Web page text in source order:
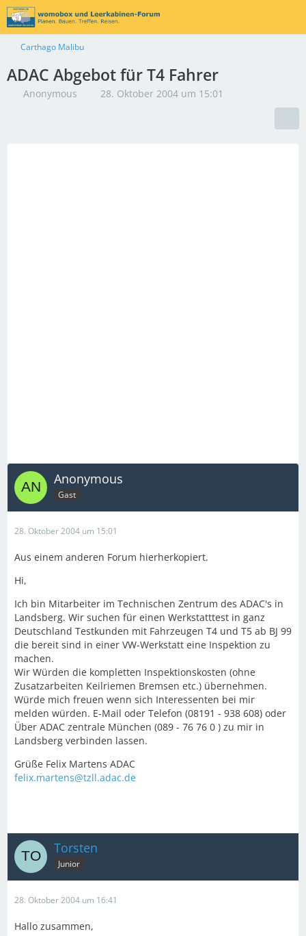
Carthago Malibu
ADAC Abgebot für T4 Fahrer
Anonymous 28. Oktober 2004 um 15:01
Anonymous
Gast
28. Oktober 2004 um 15:01
Aus einem anderen Forum hierherkopiert.
Hi,
Ich bin Mitarbeiter im Technischen Zentrum des ADAC's in
Landsberg. Wir suchen für einen Werkstatttest in ganz
Deutschland Testkunden mit Fahrzeugen T4 und T5 ab BJ 99
die bereit sind in einer VW-Werkstatt eine Inspektion zu
machen.
Wir Würden die kompletten Inspektionskosten (ohne
Zusatzarbeiten Keilriemen Bremsen etc.) übernehmen.
Würde mich freuen wenn sich Interessenten bei mir
melden würden. E-Mail oder Telefon (08191 - 938 608) oder
Über ADAC zentrale München (089 - 76 76 0 ) zu mir in
Landsberg verbinden lassen.
Grüße Felix Martens ADAC
felix.martens@tzll.adac.de
Torsten
Junior
28. Oktober 2004 um 16:41
Hallo zusammen,